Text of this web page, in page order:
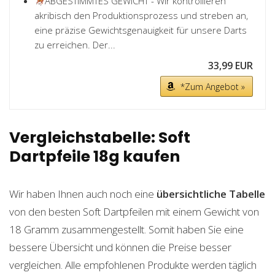
akribisch den Produktionsprozess und streben an,
eine präzise Gewichtsgenauigkeit für unsere Darts
zu erreichen. Der...
33,99 EUR
*Zum Angebot »
Vergleichstabelle: Soft
Dartpfeile 18g kaufen
Wir haben Ihnen auch noch eine übersichtliche Tabelle
von den besten Soft Dartpfeilen mit einem Gewicht von
18 Gramm zusammengestellt. Somit haben Sie eine
bessere Übersicht und können die Preise besser
vergleichen. Alle empfohlenen Produkte werden täglich